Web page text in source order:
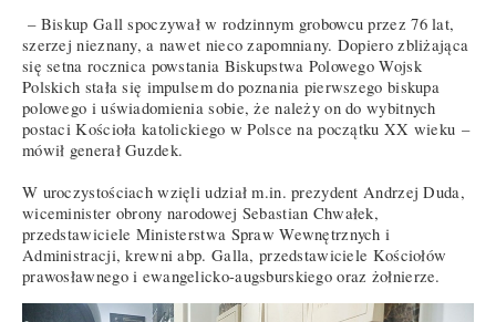
– Biskup Gall spoczywał w rodzinnym grobowcu przez 76 lat,
szerzej nieznany, a nawet nieco zapomniany. Dopiero zbliżająca
się setna rocznica powstania Biskupstwa Polowego Wojsk
Polskich stała się impulsem do poznania pierwszego biskupa
polowego i uświadomienia sobie, że należy on do wybitnych
postaci Kościoła katolickiego w Polsce na początku XX wieku –
mówił generał Guzdek.
W uroczystościach wzięli udział m.in. prezydent Andrzej Duda,
wiceminister obrony narodowej Sebastian Chwałek,
przedstawiciele Ministerstwa Spraw Wewnętrznych i
Administracji, krewni abp. Galla, przedstawiciele Kościołów
prawosławnego i ewangelicko-augsburskiego oraz żołnierze.